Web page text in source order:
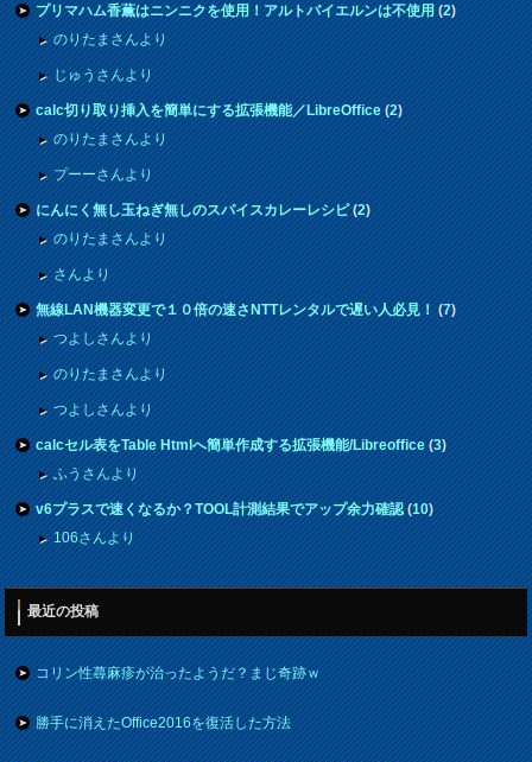
プリマハム香薫はニンニクを使用！アルトバイエルンは不使用(2)
のりたまさんより
じゅうさんより
calc切り取り挿入を簡単にする拡張機能／LibreOffice(2)
のりたまさんより
プーーさんより
にんにく無し玉ねぎ無しのスパイスカレーレシピ(2)
のりたまさんより
さんより
無線LAN機器変更で１０倍の速さNTTレンタルで遅い人必見！(7)
つよしさんより
のりたまさんより
つよしさんより
calcセル表をTable Htmlへ簡単作成する拡張機能/Libreoffice(3)
ふうさんより
v6プラスで速くなるか？TOOL計測結果でアップ余力確認(10)
106さんより
最近の投稿
コリン性蕁麻疹が治ったようだ？まじ奇跡ｗ
勝手に消えたOffice2016を復活した方法